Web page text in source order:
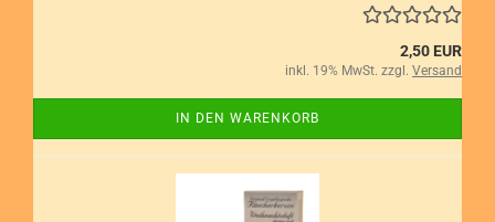
2,50 EUR
inkl. 19% MwSt. zzgl. Versand
IN DEN WARENKORB